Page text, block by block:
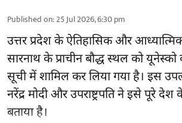
Published on:25 Jul 2026, 6:30 pm
उत्तर प्रदेश के ऐतिहासिक और
सारनाथ के प्राचीन बौद्ध स्थल को यूनेस्को
सूची में शामिल कर लिया गया है। इस
नरेंद्र मोदी और उपराष्ट्रपति ने इसे पूरे देश
बताया है।